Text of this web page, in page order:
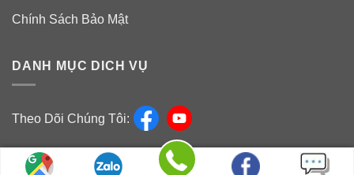
Chính Sách Bảo Mật
DANH MỤC DICH VỤ
Theo Dõi Chúng Tôi: